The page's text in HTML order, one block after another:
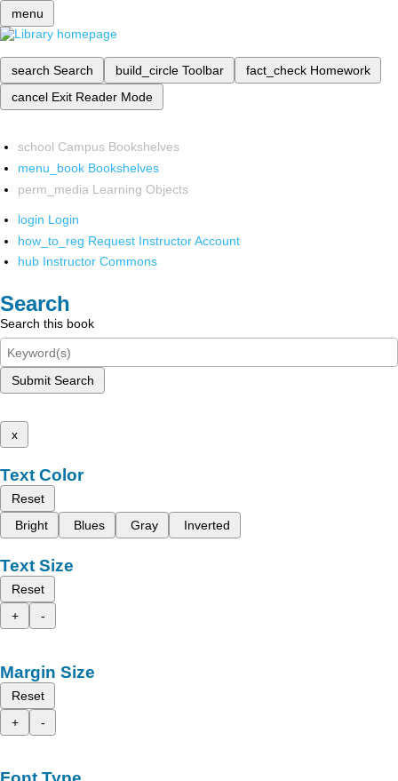
menu
search Search build_circle Toolbar fact_check Homework
cancel Exit Reader Mode
school Campus Bookshelves
menu_book Bookshelves
perm_media Learning Objects
login Login
how_to_reg Request Instructor Account
hub Instructor Commons
Search
Search this book
Submit Search
x
Text Color
Reset
Bright
Blues Gray Inverted
Text Size
Reset
+
-
Margin Size
Reset
+
-